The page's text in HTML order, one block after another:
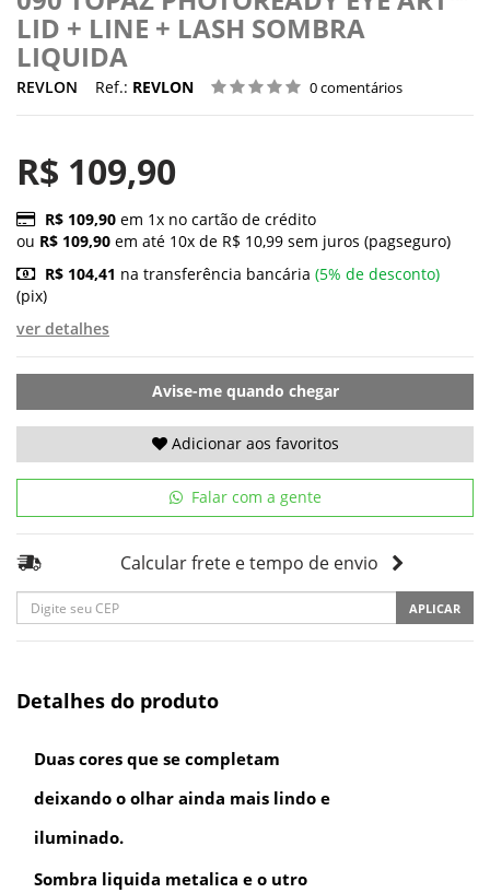
LID + LINE + LASH SOMBRA
LIQUIDA
REVLON Ref.: REVLON 0 comentários
R$ 109,90
R$ 109,90 em 1x no cartão de crédito
ou R$ 109,90 em até 10x de R$ 10,99 sem juros (pagseguro)
R$ 104,41 na transferência bancária (5% de desconto)
(pix)
ver detalhes
Avise-me quando chegar
Adicionar aos favoritos
Falar com a gente
Calcular frete e tempo de envio
APLICAR
Detalhes do produto
Duas cores que se completam
deixando o olhar ainda mais lindo e
iluminado.
Sombra liquida metalica e o utro